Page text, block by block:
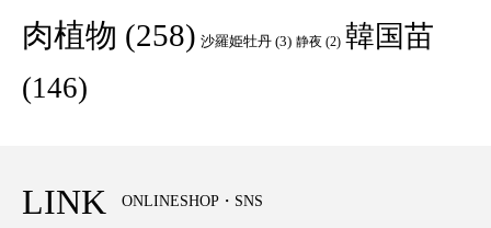
肉植物 (258) 沙羅姫牡丹 (3) 静夜 (2) 韓国苗
(146)
LINK ONLINESHOP・SNS